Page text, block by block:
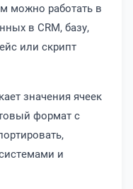
можно работать в
в CRM, базу,
или скрипт
значения ячеек
формат с
и